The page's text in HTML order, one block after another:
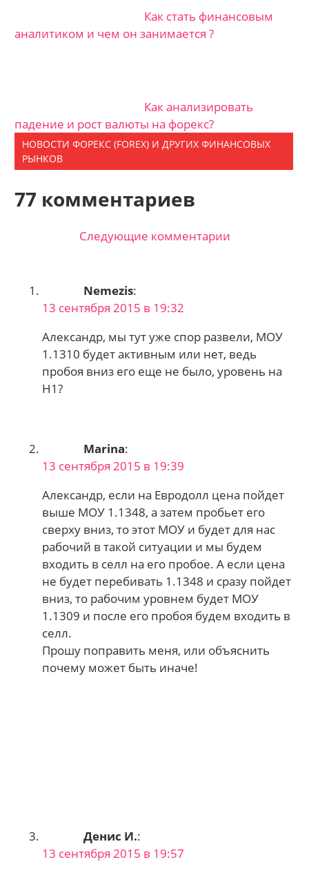
Как стать финансовым
аналитиком и чем он занимается ?
Как анализировать
падение и рост валюты на форекс?
НОВОСТИ ФОРЕКС (FOREX) И ДРУГИХ ФИНАНСОВЫХ
РЫНКОВ
77 комментариев
по
комментариям
Следующие комментарии
Nemezis:
13 сентября 2015 в 19:32
Александр, мы тут уже спор развели, МОУ
1.1310 будет активным или нет, ведь
пробоя вниз его еще не было, уровень на
Н1?
Marina:
13 сентября 2015 в 19:39
Александр, если на Евродолл цена пойдет
выше МОУ 1.1348, а затем пробьет его
сверху вниз, то этот МОУ и будет для нас
рабочий в такой ситуации и мы будем
входить в селл на его пробое. А если цена
не будет перебивать 1.1348 и сразу пойдет
вниз, то рабочим уровнем будет МОУ
1.1309 и после его пробоя будем входить в
селл.
Прошу поправить меня, или объяснить
почему может быть иначе!
Денис И.:
13 сентября 2015 в 19:57